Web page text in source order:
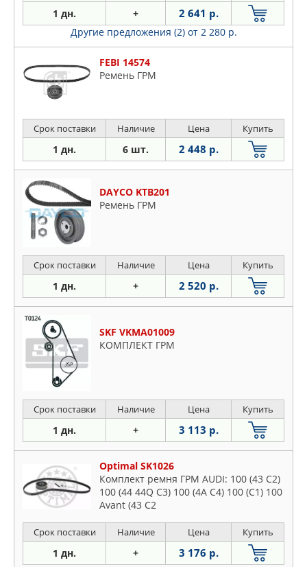
1 дн. + 2 641 р.
Другие предложения (2) от 2 280 р.
FEBI 14574
Ремень ГРМ
Срок поставки Наличие Цена Купить
1 дн. 6 шт. 2 448 р.
DAYCO KTB201
Ремень ГРМ
Срок поставки Наличие Цена Купить
1 дн. + 2 520 р.
SKF VKMA01009
КОМПЛЕКТ ГРМ
Срок поставки Наличие Цена Купить
1 дн. + 3 113 р.
Optimal SK1026
Комплект ремня ГРМ AUDI: 100 (43 C2)
100 (44 44Q C3) 100 (4A C4) 100 (C1) 100
Avant (43 C2
Срок поставки Наличие Цена Купить
1 дн. + 3 176 р.